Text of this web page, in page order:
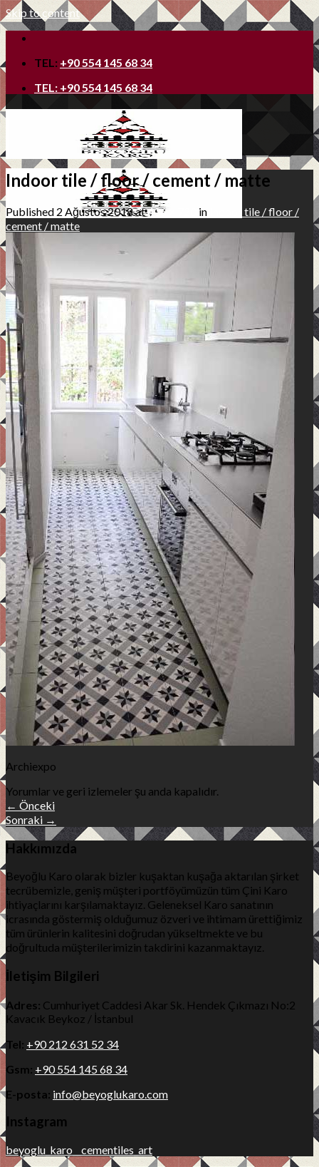
Skip to content
TEL: +90 554 145 68 34
TEL: +90 554 145 68 34
Ana Sayfa
Hakkımızda
Teknik Bilgi
Ürünler
Uygulama Alanları
Referanslar
İletişim
Indoor tile / floor / cement / matte
Published 2 Ağustos 2018at406 × 720 in
Indoor tile / floor /
cement / matte
Archiexpo
Yorumlar ve geri izlemeler şu anda kapalıdır.
← Önceki
Sonraki →
Hakkımızda
Beyoğlu Karo olarak bizler kuşaktan kuşağa aktarılan şirket
tecrübemizle, geniş müşteri portföyümüzün tüm Çini Karo
ihtiyaçlarını karşılamaktayız. Geleneksel Karo sanatının
icrasında göstermiş olduğumuz özveri ve ihtimam ürettiğimiz
tüm ürünlerin kalitesini doğrudan yükseltmekte ve bu
doğrultuda müşterilerimizin takdirini kazanmaktayız.
İletişim Bilgileri
Adres: Cumhuriyet Caddesi Akar Sk. Hendek Çıkmazı No:2
Kavacık Beykoz / İstanbul
Tel: +90 212 631 52 34
Gsm: +90 554 145 68 34
E-posta: info@beyoglukaro.com
Instagram
beyoglu_karo__cementiles_art